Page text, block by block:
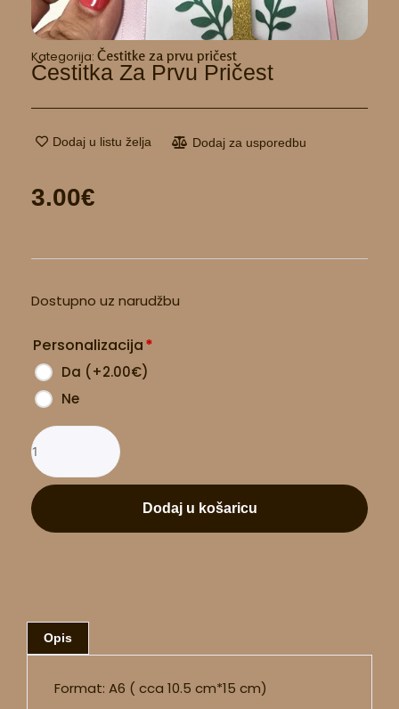
Kategorija: Čestitke za prvu pričest
Čestitka Za Prvu Pričest
Dodaj u listu želja Dodaj za usporedbu
3.00€
Dostupno uz narudžbu
Personalizacija*
Da (+2.00€)
Ne
za
pričest
količina
Dodaj u košaricu
Opis
Format: A6 ( cca 10.5 cm*15 cm)